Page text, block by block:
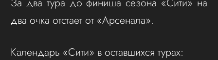
два очка отстает от «Арсенала».
Календарь «Сити» в оставшихся турах: